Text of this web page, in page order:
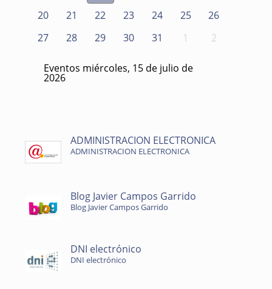
20
21 22 23 24 25
26
27
28 29 30 31 1 2
Eventos miércoles, 15 de julio de
2026
ADMINISTRACION ELECTRONICA
ADMINISTRACION ELECTRONICA
Blog Javier Campos Garrido
Blog Javier Campos Garrido
DNI electrónico
DNI electrónico